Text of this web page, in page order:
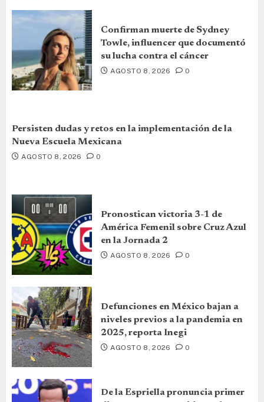
Confirman muerte de Sydney
Towle, influencer que documentó
su lucha contra el cáncer
AGOSTO 8, 2026 0
Persisten dudas y retos en la implementación de la
Nueva Escuela Mexicana
AGOSTO 8, 2026 0
Pronostican victoria 3-1 de
América Femenil sobre Cruz Azul
en la Jornada 2
AGOSTO 8, 2026 0
Defunciones en México bajan a
niveles previos a la pandemia en
2025, reporta Inegi
AGOSTO 8, 2026 0
De la Espriella pronuncia primer